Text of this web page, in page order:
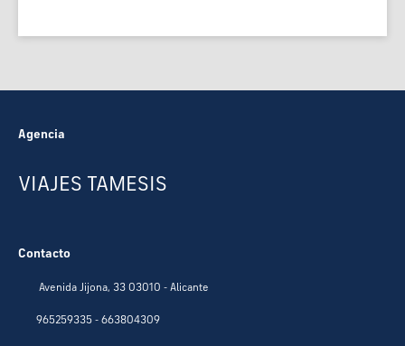
Agencia
VIAJES TAMESIS
Contacto
Avenida Jijona, 33 03010 - Alicante
965259335 - 663804309